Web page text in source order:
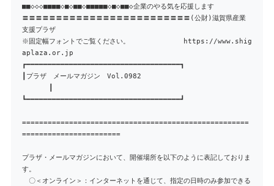
■■◇◇◇■■■■◇■◇■■◇■■■■■◇■◇■■◇企業のやる気を応援します
〓〓〓〓〓〓〓〓〓〓〓〓〓〓〓〓〓〓〓〓〓〓〓〓〓(公財)滋賀県産業
支援プラザ
※固定幅フォントでご覧ください。 https://www.shig
aplaza.or.jp
┏━━━━━━━━━━━━━━━━━━━━━━━━━━━━━━━━━━━━┓
┃プラザ メールマガジン Vol.0982
┗━━━━━━━━━━━━━━━━━━━━━━━━━━━━━━━━━━━━┛
=====================================================
=======================
プラザ・メールマガジンにおいて、開催場所を以下のように表記しておりま
す。
〇＜オンライン＞：インターネットを通じて、指定の日時のみ参加できる